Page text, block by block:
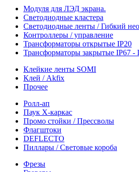
Модуля для ЛЭД экрана.
Светодиодные кластера
Светодиодные ленты / Гибкий
Контроллеры / управление
Трансформаторы открытые IP20
Трансформаторы закрытые IP67 -
Клейкие ленты SOMI
Клей / Akfix
Прочее
Ролл-ап
Паук X-каркас
Промо стойки / Прессволы
Флагштоки
DEFLECTO
Пиллары / Световые короба
Фрезы